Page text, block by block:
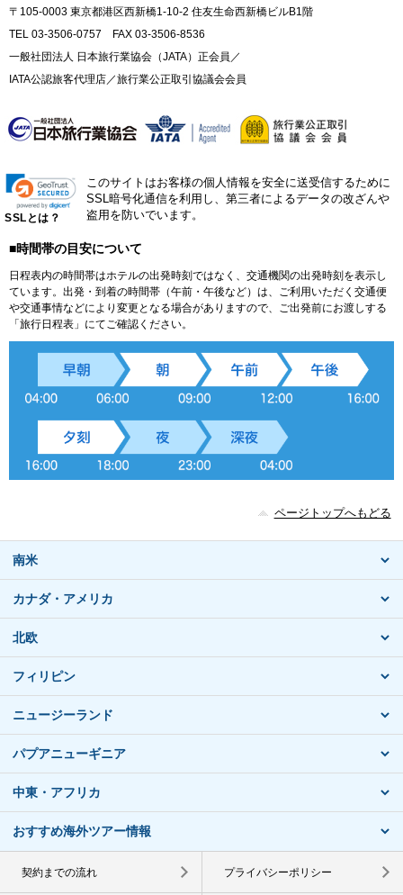
〒105-0003 東京都港区西新橋1-10-2 住友生命西新橋ビルB1階
TEL 03-3506-0757 FAX 03-3506-8536
一般社団法人 日本旅行業協会（JATA）正会員／
IATA公認旅客代理店／旅行業公正取引協議会会員
SSLとは？
このサイトはお客様の個人情報を安全に送受信するために
SSL暗号化通信を利用し、第三者によるデータの改ざんや
盗用を防いでいます。
■時間帯の目安について
日程表内の時間帯はホテルの出発時刻ではなく、交通機関の出発時刻を表示し
ています。出発・到着の時間帯（午前・午後など）は、ご利用いただく交通便
や交通事情などにより変更となる場合がありますので、ご出発前にお渡しする
「旅行日程表」にてご確認ください。
ページトップへもどる
南米
カナダ・アメリカ
北欧
フィリピン
ニュージーランド
パプアニューギニア
中東・アフリカ
おすすめ海外ツアー情報
契約までの流れ プライバシーポリシー